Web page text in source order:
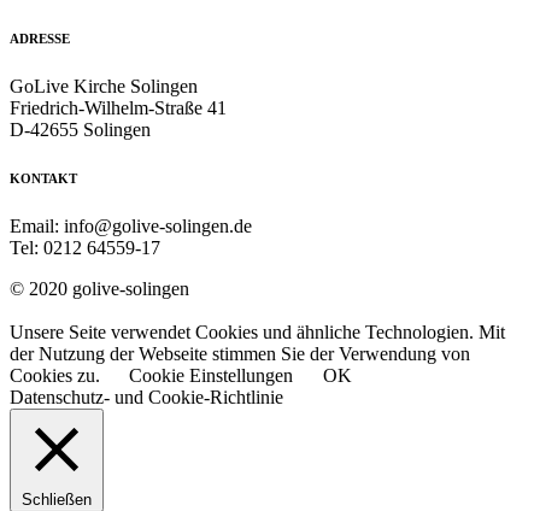
ADRESSE
GoLive Kirche Solingen
Friedrich-Wilhelm-Straße 41
D-42655 Solingen
KONTAKT
Email: info@golive-solingen.de
Tel: 0212 64559-17
© 2020 golive-solingen
Unsere Seite verwendet Cookies und ähnliche Technologien. Mit
der Nutzung der Webseite stimmen Sie der Verwendung von
Cookies zu.
Cookie Einstellungen
OK
Datenschutz- und Cookie-Richtlinie
Schließen